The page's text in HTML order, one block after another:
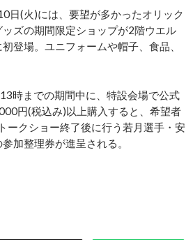
日(火)には、要望が多かったオリック
ズの期間限定ショップが2階ウエル
登場。ユニフォームや帽子、食品、
時までの期間中に、特設会場で公式
円(税込み)以上購入すると、希望者
ークショー終了後に行う若月選手・安
加整理券が進呈される。